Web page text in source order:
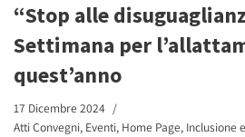
“Stop alle
Settimana per
quest’anno
17 Dicembre 2024
Atti Convegni, Eventi, Home Page, Inclusione